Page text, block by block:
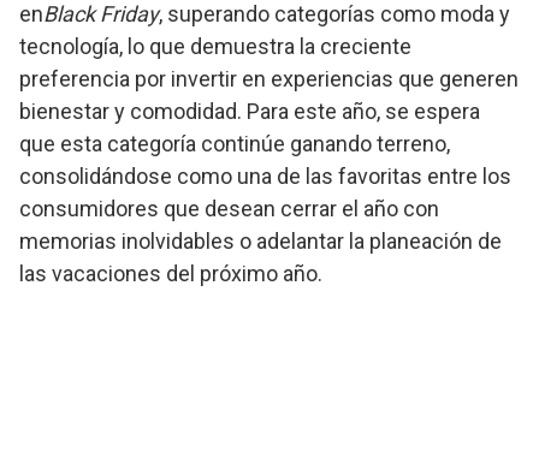
enBlack Friday, superando categorías como moda y
tecnología, lo que demuestra la creciente
preferencia por invertir en experiencias que generen
bienestar y comodidad. Para este año, se espera
que esta categoría continúe ganando terreno,
consolidándose como una de las favoritas entre los
consumidores que desean cerrar el año con
memorias inolvidables o adelantar la planeación de
las vacaciones del próximo año.